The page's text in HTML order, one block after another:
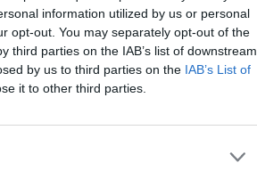
information utilized by us or personal
opt-out. You may separately opt-out of the
third parties on the IAB’s list of downstream
by us to third parties on the IAB’s List of
it to other third parties.
local, pero
poder acogerse a
los
adeudado a los
de horas